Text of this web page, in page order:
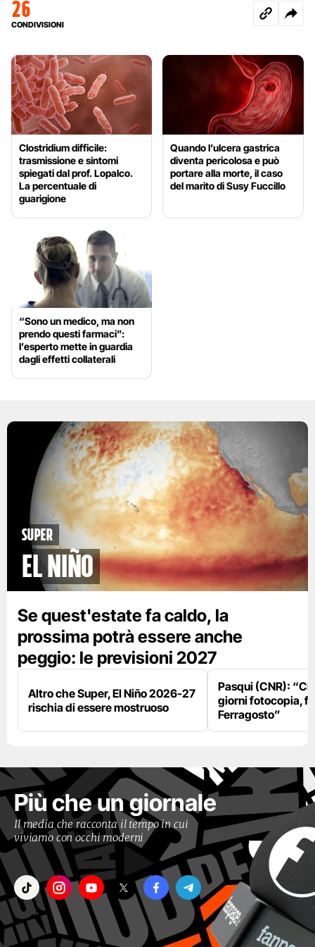
26
CONDIVISIONI
Clostridium difficile:
trasmissione e sintomi
spiegati dal prof. Lopalco.
La percentuale di
guarigione
Quando l’ulcera gastrica
diventa pericolosa e può
portare alla morte, il caso
del marito di Susy Fuccillo
“Sono un medico, ma non
prendo questi farmaci”:
l’esperto mette in guardia
dagli effetti collaterali
Super
El Niño
Se quest'estate fa caldo, la
prossima potrà essere anche
peggio: le previsioni 2027
Altro che Super, El Niño 2026-27
rischia di essere mostruoso
Pasqui (CNR):
giorni fotocopia,
Ferragosto”
Più che un giornale
Il media che racconta il tempo in cui
viviamo con occhi moderni